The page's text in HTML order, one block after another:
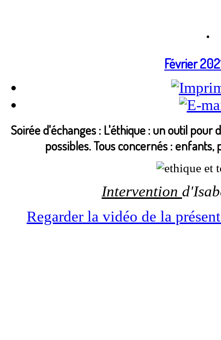
Février
Soirée d'échanges : L'éthique : un outil pour
possibles. Tous concernés :
Intervention
Regarder la vidéo de la